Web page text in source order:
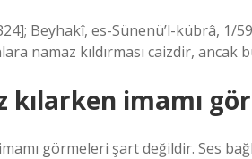
Beyhakî, es-Sünenü’l-kübrâ, 1/
namaz kıldırması caizdir,
kılarken imamı
görmeleri şart değildir. Ses